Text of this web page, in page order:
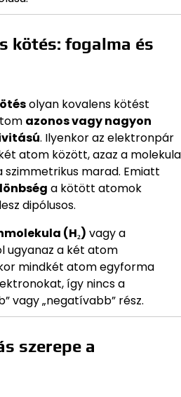
kötés: fogalma és
olyan kovalens kötést
azonos vagy nagyon
. Ilyenkor az elektronpár
atom között, azaz a molekula
marad. Emiatt
a kötött atomok
dipólusos.
(H₂) vagy a
ugyanaz a két atom
mindkét atom egyforma
így nincs a
vagy „negatívabb” rész.
szerepe a